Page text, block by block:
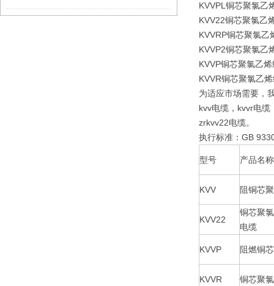
KVVPL铜芯聚氯乙
KVV22铜芯聚氯乙
KVVRP铜芯聚氯乙
KVVP2铜芯聚氯乙
KVVP铜芯聚氯乙
KVVR铜芯聚氯乙
为适应市场需要，
kvv电缆，kvvr电
zrkvv22电缆。
执行标准：GB
型号 产品名称
KVV 阻铜芯
KVV22
铜芯聚
电缆
KVVP 阻燃铜
KVVR 铜芯聚